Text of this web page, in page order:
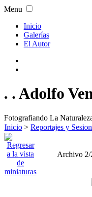
Menu
Inicio
Galerías
El Autor
. . Adolfo
Fotografiando La
Inicio > Reportajes y
Archivo 2/